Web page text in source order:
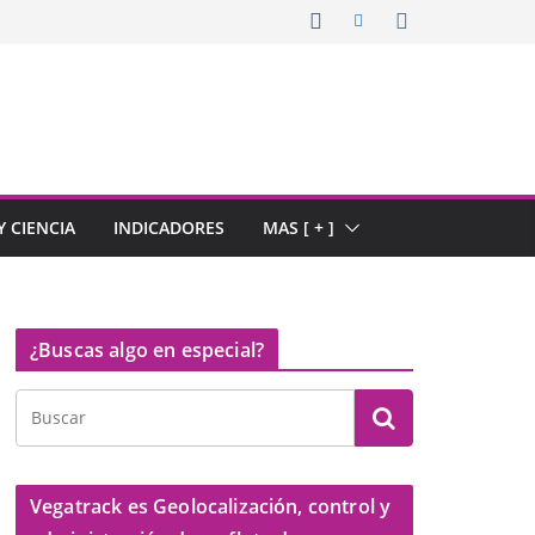
CIENCIA INDICADORES MAS [ + ]
¿Buscas algo en especial?
Vegatrack es Geolocalización, control y